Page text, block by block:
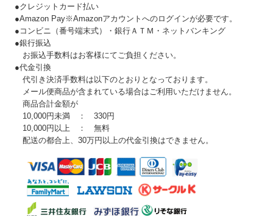
●クレジットカード払い
●Amazon Pay※Amazonアカウントへのログインが必要です。
●コンビニ（番号端末式）・銀行ＡＴＭ・ネットバンキング
●銀行振込
お振込手数料はお客様にてご負担ください。
●代金引換
代引き決済手数料は以下のとおりとなっております。
メール便商品が含まれている場合はご利用いただけません。
商品合計金額が
10,000円未満 ： 330円
10,000円以上 ： 無料
配送の都合上、30万円以上の代金引換はできません。